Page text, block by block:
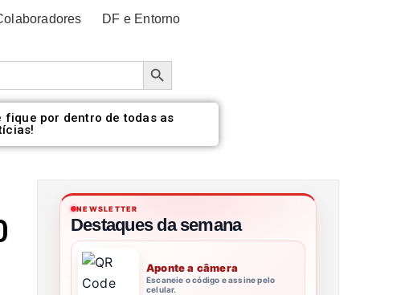
DF e Entorno
Botão de pesquisa
fique por dentro de todas as
NEWSLETTER
Destaques da semana
Aponte a câmera
Escaneie o código e assine pelo
celular.